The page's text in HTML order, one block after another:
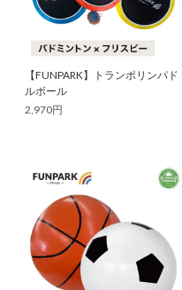
【FUNPARK】トランポリンパド
ルボール
2,970円